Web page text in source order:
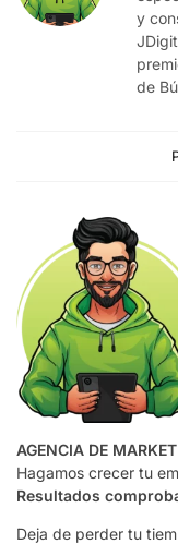
y
de
AGENCIA DE
Hagamos crecer tu
Resultados
Deja de perder tu